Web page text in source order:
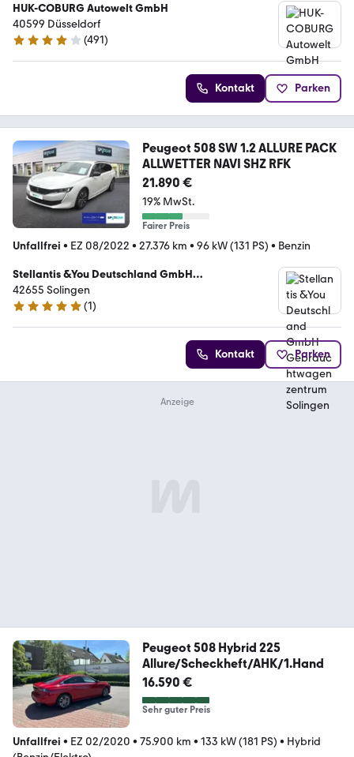
HUK-COBURG Autowelt GmbH
40599 Düsseldorf
4.1 Sterne
(491)
Kontakt Parken
Peugeot 508 SW 1.2 ALLURE PACK
ALLWETTER NAVI SHZ RFK
21.890 €
19% MwSt.
Fairer Preis
Unfallfrei • EZ 08/2022 • 27.376 km • 96 kW (131 PS) • Benzin
Stellantis &You Deutschland GmbH
Gebrauchtwagenzentrum Solingen
42655 Solingen
5 Sterne
(1)
Kontakt Parken
Peugeot 508 Hybrid 225
Allure/Scheckheft/AHK/1.Hand
16.590 €
Sehr guter Preis
Unfallfrei • EZ 02/2020 • 75.900 km • 133 kW (181 PS) • Hybrid